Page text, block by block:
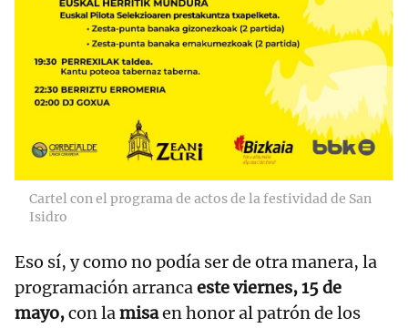
Cartel con el programa de actos de la festividad de San
Isidro
Eso sí, y como no podía ser de otra manera, la
programación arrancaeste viernes, 15 de
mayo,con lamisaen honor al patrón de los